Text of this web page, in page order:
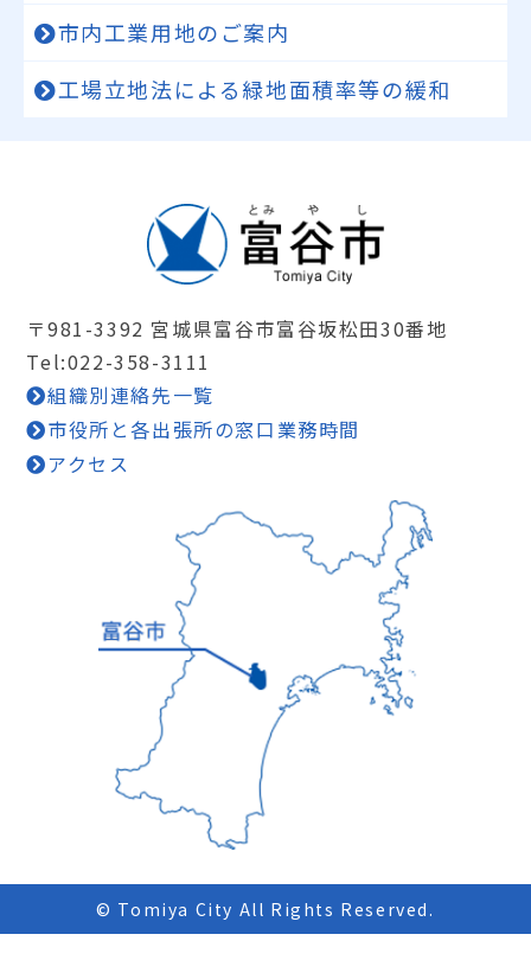
市内工業用地のご案内
工場立地法による緑地面積率等の緩和
〒981-3392 宮城県富谷市富谷坂松田30番地
Tel:022-358-3111
組織別連絡先一覧
市役所と各出張所の窓口業務時間
アクセス
© Tomiya City All Rights Reserved.